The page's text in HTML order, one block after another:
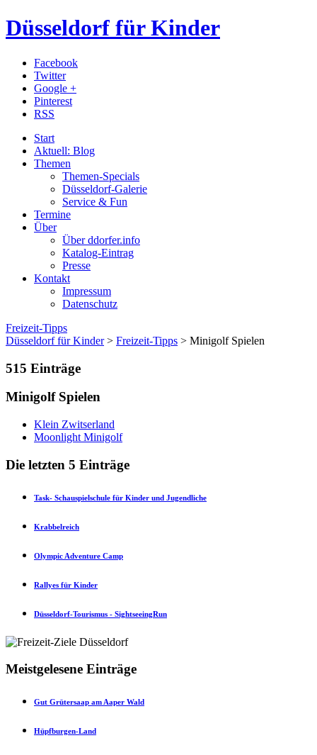
Düsseldorf für Kinder
Facebook
Twitter
Google +
Pinterest
RSS
Start
Aktuell: Blog
Themen
Themen-Specials
Düsseldorf-Galerie
Service & Fun
Termine
Über
Über ddorfer.info
Katalog-Eintrag
Presse
Kontakt
Impressum
Datenschutz
Freizeit-Tipps
Düsseldorf für Kinder> Freizeit-Tipps > Minigolf Spielen
515 Einträge
Minigolf Spielen
Klein Zwitserland
Moonlight Minigolf
Die letzten 5 Einträge
Task- Schauspielschule für Kinder und Jugendliche
Krabbelreich
Olympic Adventure Camp
Rallyes für Kinder
Düsseldorf-Tourismus - SightseeingRun
Meistgelesene Einträge
Gut Grütersaap am Aaper Wald
Hüpfburgen-Land